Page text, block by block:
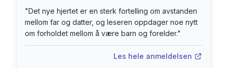
"Det nye hjertet er en sterk fortelling om avstanden
mellom far og datter, og leseren oppdager noe nytt
om forholdet mellom å være barn og forelder."
Les hele anmeldelsen